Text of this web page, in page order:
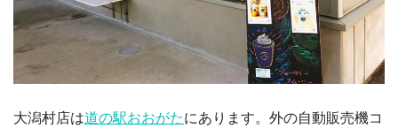
大潟村店は道の駅おおがたにあります。外の自動販売機コ